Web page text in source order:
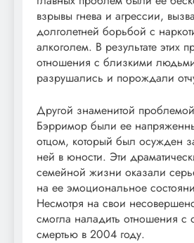
взрывы гнева и агрессии,
долголетней борьбой с
алкоголем. В результате этих
отношения с близкими
разрушались и порождали
Другой знаменитой
Бэрримор были ее
отцом, который был осужден
ней в юности. Эти
семейной жизни оказали
на ее эмоциональное
Несмотря на свои
смогла наладить отношения с
смертью в 2004 году.